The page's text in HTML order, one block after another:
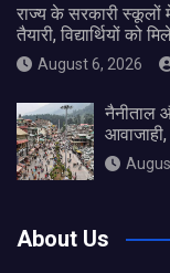
राज्य के सरकारी स्कूलों
तैयारी, विद्यार्थियों को
August 6, 2026
नैनीताल
आवाजाही,
About Us